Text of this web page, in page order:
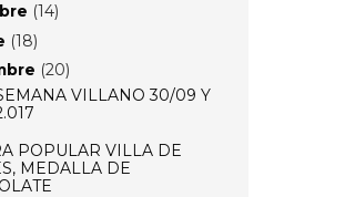
(14)
(18)
(20)
VILLANO 30/09 Y
POPULAR VILLA DE
MEDALLA DE